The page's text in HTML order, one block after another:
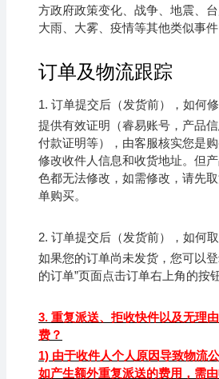
方政府政策变化、战争、地震、台
大雨、大雾、疫情等其他类似事件
订单及物流跟踪
1. 订单提交后（发货前），如何
提供有效证明（睿易账号，产品
付款证明等），由客服核实您是
修改收件人信息和收货地址。但
色都无法修改，如需修改，请先
单购买。
2. 订单提交后（发货前），如何
如果您的订单尚未发货，您可以
的订单”页面点击订单右上角的按
3. 重复派送、拒收快件以及无理
费？
1) 由于收件人个人原因导致物流
如产生额外重复派送的费用，需由